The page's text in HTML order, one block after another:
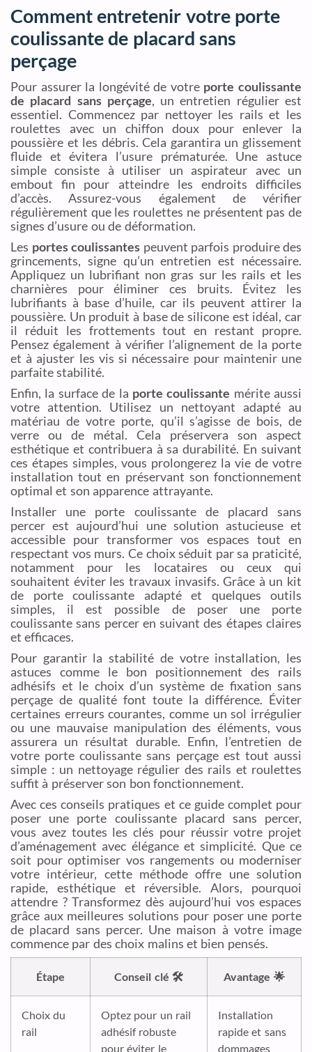
Comment entretenir votre porte
coulissante de placard sans
perçage
Pour assurer la longévité de votre porte coulissante
de placard sans perçage, un entretien régulier est
essentiel. Commencez par nettoyer les rails et les
roulettes avec un chiffon doux pour enlever la
poussière et les débris. Cela garantira un glissement
fluide et évitera l’usure prématurée. Une astuce
simple consiste à utiliser un aspirateur avec un
embout fin pour atteindre les endroits difficiles
d’accès. Assurez-vous également de vérifier
régulièrement que les roulettes ne présentent pas de
signes d’usure ou de déformation.
Les portes coulissantes peuvent parfois produire des
grincements, signe qu’un entretien est nécessaire.
Appliquez un lubrifiant non gras sur les rails et les
charnières pour éliminer ces bruits. Évitez les
lubrifiants à base d’huile, car ils peuvent attirer la
poussière. Un produit à base de silicone est idéal, car
il réduit les frottements tout en restant propre.
Pensez également à vérifier l’alignement de la porte
et à ajuster les vis si nécessaire pour maintenir une
parfaite stabilité.
Enfin, la surface de la porte coulissante mérite aussi
votre attention. Utilisez un nettoyant adapté au
matériau de votre porte, qu’il s’agisse de bois, de
verre ou de métal. Cela préservera son aspect
esthétique et contribuera à sa durabilité. En suivant
ces étapes simples, vous prolongerez la vie de votre
installation tout en préservant son fonctionnement
optimal et son apparence attrayante.
Installer une porte coulissante de placard sans
percer est aujourd’hui une solution astucieuse et
accessible pour transformer vos espaces tout en
respectant vos murs. Ce choix séduit par sa praticité,
notamment pour les locataires ou ceux qui
souhaitent éviter les travaux invasifs. Grâce à un kit
de porte coulissante adapté et quelques outils
simples, il est possible de poser une porte
coulissante sans percer en suivant des étapes claires
et efficaces.
Pour garantir la stabilité de votre installation, les
astuces comme le bon positionnement des rails
adhésifs et le choix d’un système de fixation sans
perçage de qualité font toute la différence. Éviter
certaines erreurs courantes, comme un sol irrégulier
ou une mauvaise manipulation des éléments, vous
assurera un résultat durable. Enfin, l’entretien de
votre porte coulissante sans perçage est tout aussi
simple : un nettoyage régulier des rails et roulettes
suffit à préserver son bon fonctionnement.
Avec ces conseils pratiques et ce guide complet pour
poser une porte coulissante placard sans percer,
vous avez toutes les clés pour réussir votre projet
d’aménagement avec élégance et simplicité. Que ce
soit pour optimiser vos rangements ou moderniser
votre intérieur, cette méthode offre une solution
rapide, esthétique et réversible. Alors, pourquoi
attendre ? Transformez dès aujourd’hui vos espaces
grâce aux meilleures solutions pour poser une porte
de placard sans percer. Une maison à votre image
commence par des choix malins et bien pensés.
Étape Conseil clé 🛠️ Avantage 🌟
Choix du
rail
Optez pour un rail
adhésif robuste
pour éviter le
Installation
rapide et sans
dommages